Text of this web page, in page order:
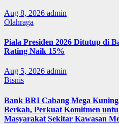
Aug 8, 2026 admin
Olahraga
Piala Presiden 2026 Ditutup di
Rating Naik 15%
Aug 5, 2026 admin
Bisnis
Bank BRI Cabang Mega
Berkah, Perkuat Komitmen
Masyarakat Sekitar Kawasan